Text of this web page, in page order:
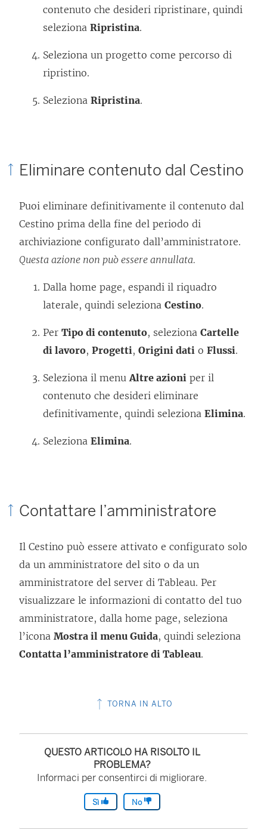
contenuto che desideri ripristinare, quindi
seleziona Ripristina.
Seleziona un progetto come percorso di
ripristino.
Seleziona Ripristina.
Eliminare contenuto dal Cestino
Puoi eliminare definitivamente il contenuto dal
Cestino prima della fine del periodo di
archiviazione configurato dall’amministratore.
Questa azione non può essere annullata.
Dalla home page, espandi il riquadro
laterale, quindi seleziona Cestino.
Per Tipo di contenuto, seleziona Cartelle
di lavoro, Progetti, Origini dati o Flussi.
Seleziona il menu Altre azioni per il
contenuto che desideri eliminare
definitivamente, quindi seleziona Elimina.
Seleziona Elimina.
Contattare l’amministratore
Il Cestino può essere attivato e configurato solo
da un amministratore del sito o da un
amministratore del server di Tableau. Per
visualizzare le informazioni di contatto del tuo
amministratore, dalla home page, seleziona
l’icona Mostra il menu Guida, quindi seleziona
Contatta l’amministratore di Tableau.
TORNA IN ALTO
QUESTO ARTICOLO HA RISOLTO IL
PROBLEMA?
Informaci per consentirci di migliorare.
Sì No